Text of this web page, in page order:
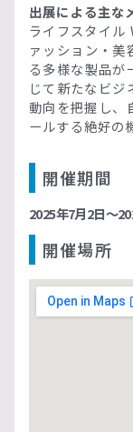
出展による主な
ライフスタイル
ァッション・美
る多様な製品が
じて新たなビジ
動向を把握し、
ールする絶好の
開催期間
2025年7月2日〜
開催場所